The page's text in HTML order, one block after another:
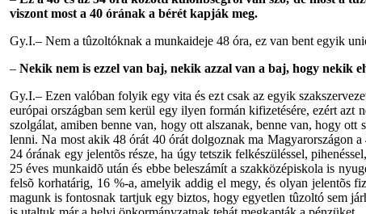
viszont most a 40 órának a bérét kapják meg.
Gy.I.– Nem a tûzoltóknak a munkaideje 48 óra, ez van bent egyik
– Nekik nem is ezzel van baj, nekik azzal van a baj, hogy nekik
Gy.I.– Ezen valóban folyik egy vita és ezt csak az egyik
európai országban sem kerül egy ilyen formán kifizetésére, ezért
szolgálat, amiben benne van, hogy ott alszanak, benne van, hogy
lenni. Na most akik 48 órát 40 órát dolgoznak ma Magyarországon
24 órának egy jelentõs része, ha úgy tetszik felkészüléssel,
25 éves munkaidõ után és ebbe beleszámít a szakközépiskola is
felsõ korhatárig, 16 %-a, amelyik addig el megy, és olyan jelentõs
magunk is fontosnak tartjuk egy biztos, hogy egyetlen tûzoltó sem